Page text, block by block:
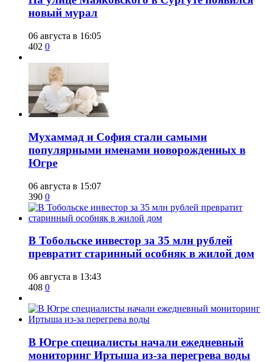
новый мурал
06 августа в 16:05
402 0
​Мухаммад и София стали самыми
популярными именами новорожденных в
Югре
06 августа в 15:07
390 0
В Тобольске инвестор за 35 млн рублей
превратит старинный особняк в жилой дом
06 августа в 13:43
408 0
В Югре специалисты начали ежедневный
мониторинг Иртыша из-за перегрева воды